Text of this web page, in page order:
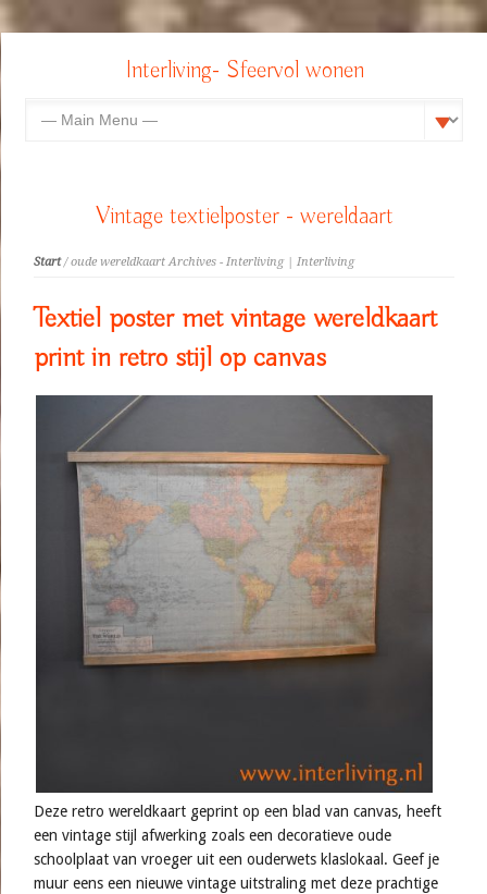
Interliving- Sfeervol wonen
Vintage textielposter - wereldaart
Start/ oude wereldkaart Archives - Interliving | Interliving
Textiel poster met vintage wereldkaart
print in retro stijl op canvas
Deze retro wereldkaart geprint op een blad van canvas, heeft
een vintage stijl afwerking zoals een decoratieve oude
schoolplaat van vroeger uit een ouderwets klaslokaal. Geef je
muur eens een nieuwe vintage uitstraling met deze prachtige